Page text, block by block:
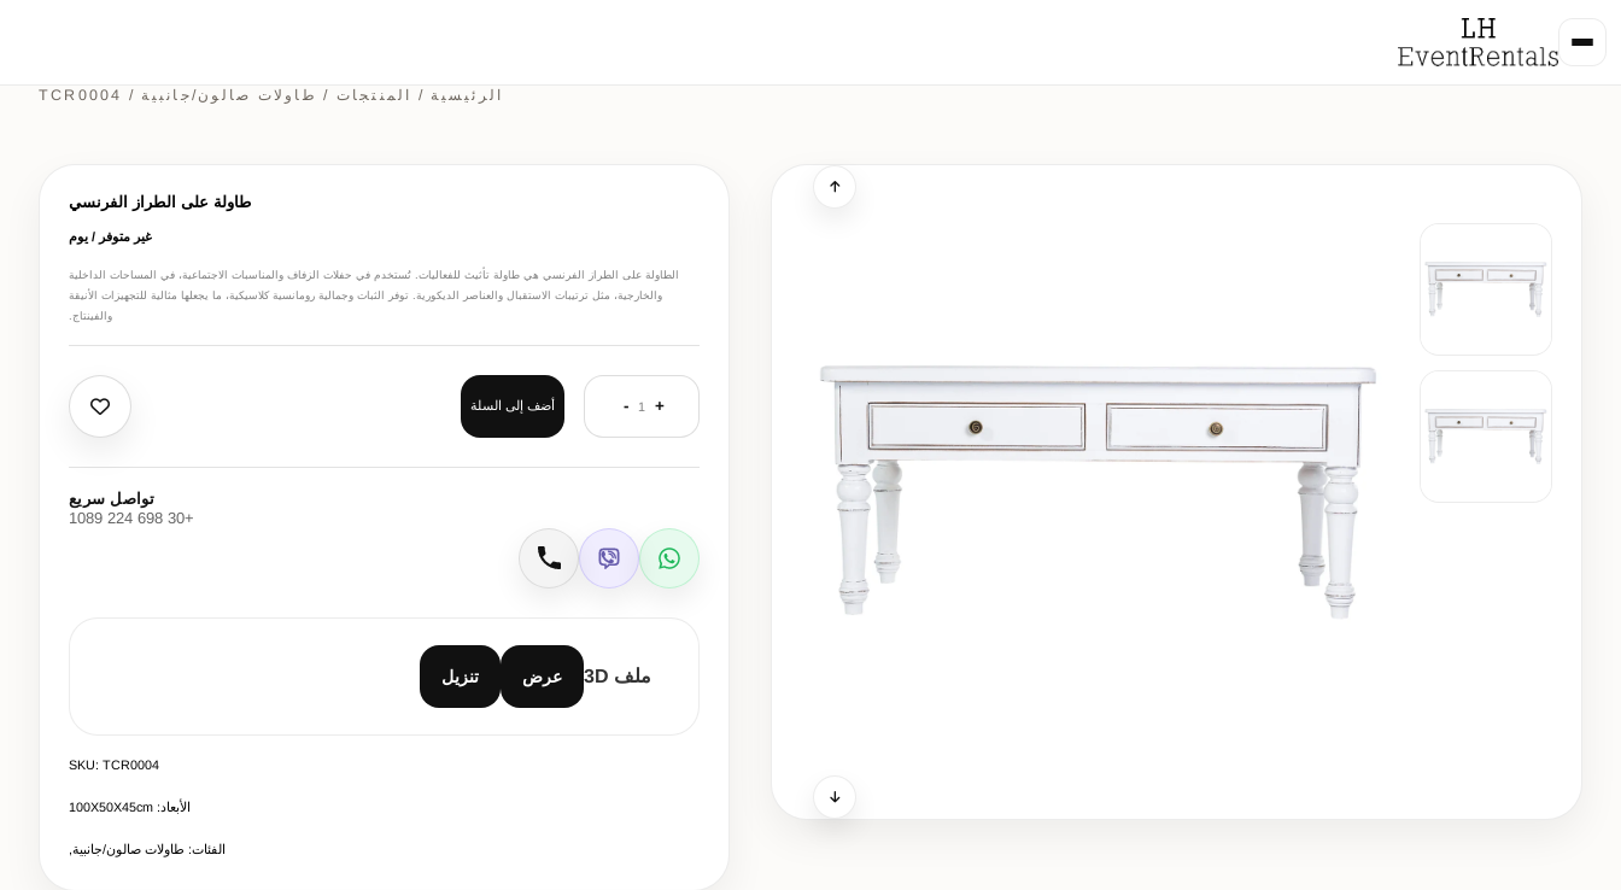
الرئيسية / المنتجات / طاولات صالون/جانبية / TCR0004
طاولة على الطراز الفرنسي
غير متوفر / يوم
الطاولة على الطراز الفرنسي هي طاولة تأثيث للفعاليات. تُستخدم في حفلات الزفاف والمناسبات الاجتماعية، في المساحات الداخلية
والخارجية، مثل ترتيبات الاستقبال والعناصر الديكورية. توفر الثبات وجمالية رومانسية كلاسيكية، ما يجعلها مثالية للتجهيزات الأنيقة
والفينتاج.
+
1
- أضف إلى السلة
تواصل سريع
+30 698 224 1089
WhatsApp
Viber اتصال
ملف 3D عرض تنزيل
SKU: TCR0004
الأبعاد: 100Χ50Χ45cm
الفئات: طاولات صالون/جانبية,